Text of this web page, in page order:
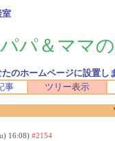
室
パ＆ママ
のホームページに設置し
事 ツリー表示
16:08) #2154